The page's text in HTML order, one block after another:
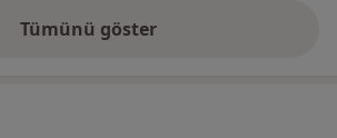
Tümünü göster
adres hakkında